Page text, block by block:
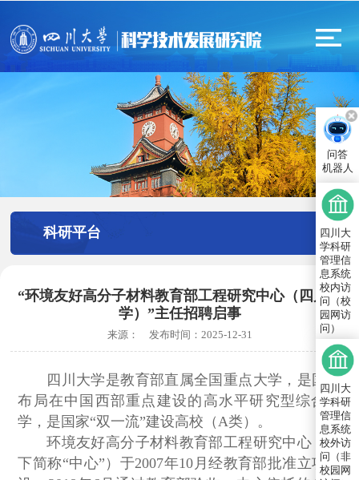
科研平台
“环境友好高分子材料教育部工程研究中心（四川大
学）”主任招聘启事
来源： 发布时间： 2025-12-31
四川大学是教育部直属全国重点大学，是国家
布局在中国西部重点建设的高水平研究型综合大
学，是国家“双一流”建设高校（A类）。
环境友好高分子材料教育部工程研究中心（以
下简称“中心”）于2007年10月经教育部批准立项建
问答
机器人
四川大
学科研
管理信
息系统
校内访
问（校
园网访
问）
四川大
学科研
管理信
息系统
校外访
问（非
校园网